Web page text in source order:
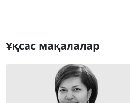
Ұқсас мақалалар